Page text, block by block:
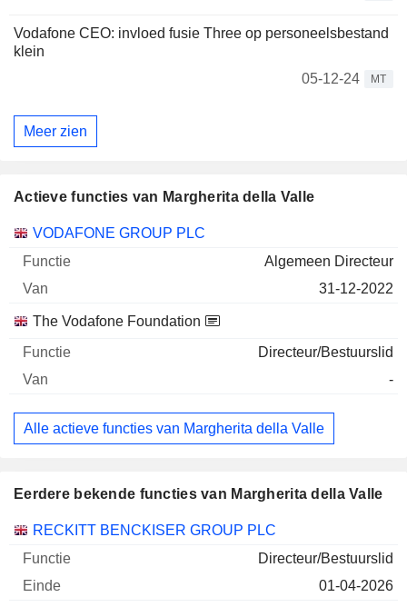
Vodafone CEO: invloed fusie Three op personeelsbestand
klein
05-12-24
MT
Meer zien
Actieve functies van Margherita della Valle
Bedrijven Functie Begin
VODAFONE GROUP PLC
Algemeen Directeur
31-12-2022
The Vodafone Foundation
Directeur/Bestuurslid
-
Alle actieve functies van Margherita della Valle
Eerdere bekende functies van Margherita della Valle
Bedrijven Functie Einde
RECKITT BENCKISER GROUP PLC
Directeur/Bestuurslid
01-04-2026